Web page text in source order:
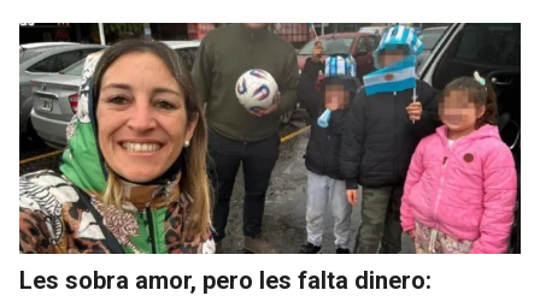
Les sobra amor, pero les falta dinero: